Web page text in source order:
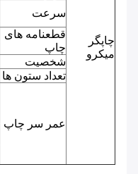
چاپگر
میکرو
سرعت
قطعنامه های
چاپ
شخصیت
تعداد ستون ها
عمر سر چاپ